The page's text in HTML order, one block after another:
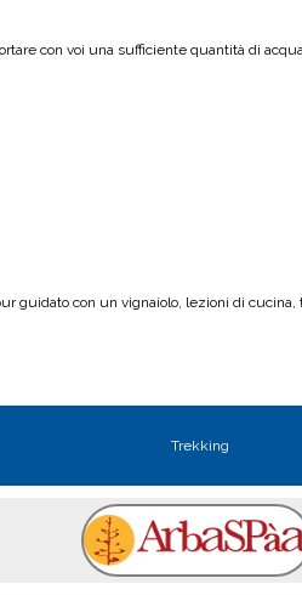
con voi una sufficiente quantità di
guidato con un vignaiolo, lezioni di
Trekking